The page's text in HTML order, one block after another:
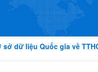
sở dữ liệu Quốc gia về